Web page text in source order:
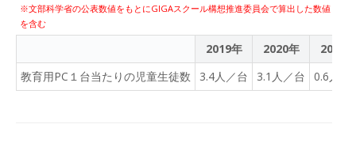
※文部科学省の公表数値をもとにGIGAスクール構想推進委員会で算出した数値
を含む
2019年 2020年
2021年
教育用PC１台当たりの児童生徒数
3.4人／台 3.1人／台 0.6人／